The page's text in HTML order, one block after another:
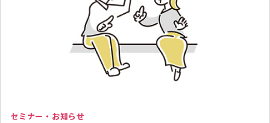
セミナー・お知らせ